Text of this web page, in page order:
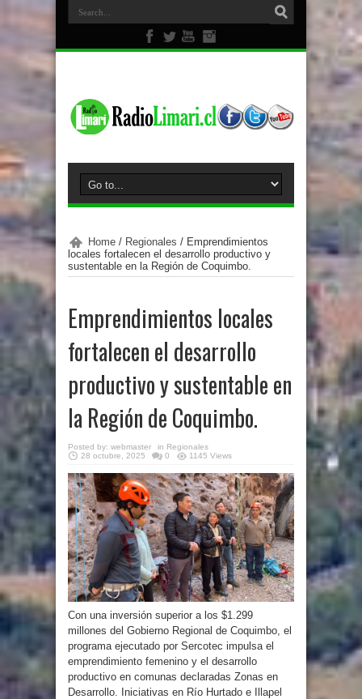
Home / Regionales / Emprendimientos
locales fortalecen el desarrollo productivo y
sustentable en la Región de Coquimbo.
Emprendimientos locales
fortalecen el desarrollo
productivo y sustentable en
la Región de Coquimbo.
Posted by: webmaster in Regionales
28 octubre, 2025
0 1145 Views
Con una inversión superior a los $1.299
millones del Gobierno Regional de Coquimbo, el
programa ejecutado por Sercotec impulsa el
emprendimiento femenino y el desarrollo
productivo en comunas declaradas Zonas en
Desarrollo. Iniciativas en Río Hurtado e Illapel